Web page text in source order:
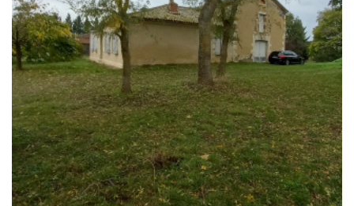
5KM 10KM 25KM
Critères supplémentaires
+ de critères